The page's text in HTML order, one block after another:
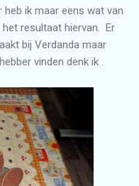
ik maar eens wat van
resultaat hiervan. Er
bij Verdanda maar
vinden denk ik .